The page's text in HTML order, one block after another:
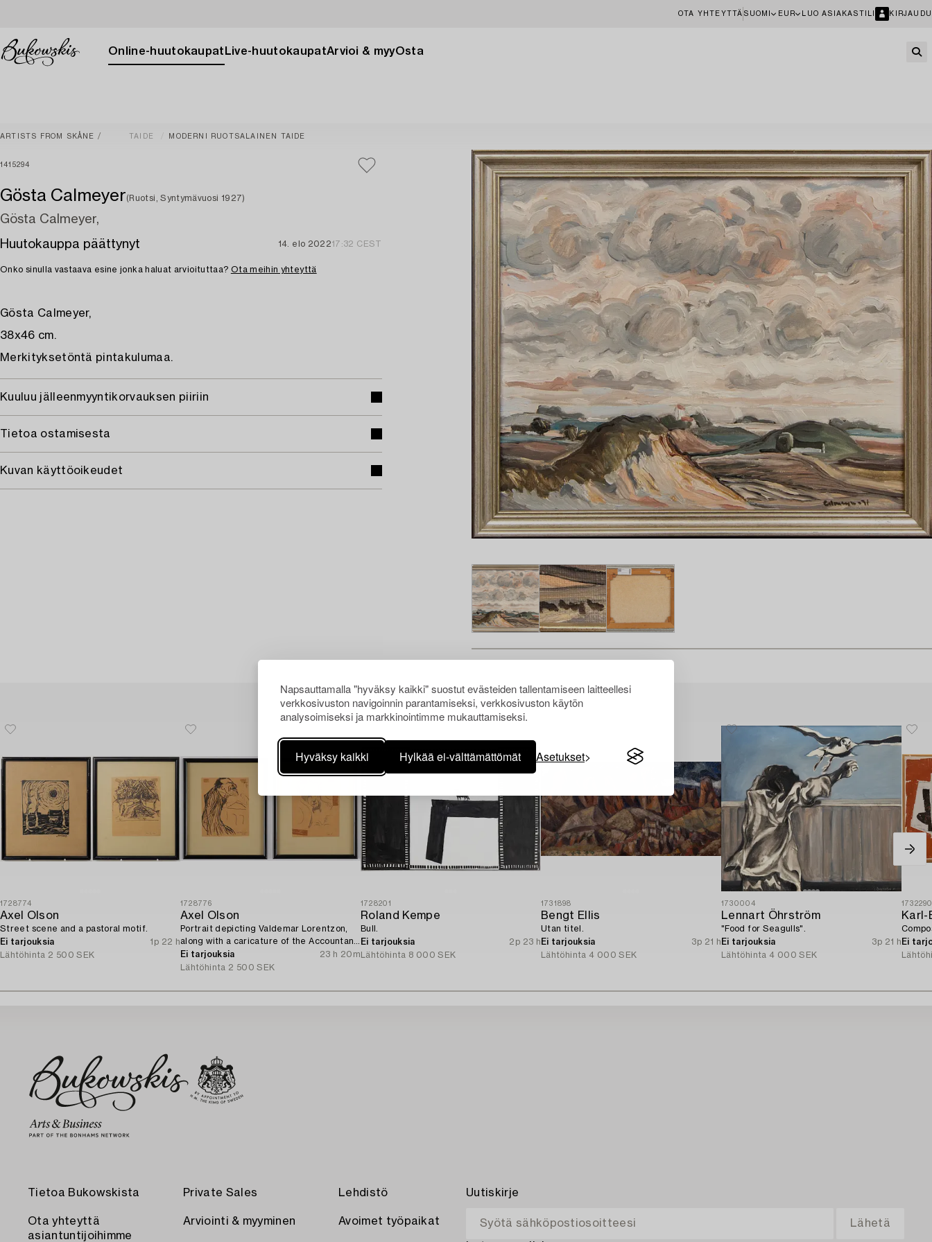
Napsauttamalla "hyväksy kaikki" suostut evästeiden tallentamiseen laitteellesi
verkkosivuston navigoinnin parantamiseksi, verkkosivuston käytön
analysoimiseksi ja markkinointimme mukauttamiseksi.
Hyväksy kaikki Hylkää ei-välttämättömät Asetukset
OTA YHTEYTTÄ SUOMI EUR LUO ASIAKASTILI KIRJAUDU
Online-huutokaupat Live-huutokaupatArvioi & myyOsta
ARTISTS FROM SKÅNE TAIDE MODERNI RUOTSALAINEN TAIDE
1415294
Gösta Calmeyer(Ruotsi, Syntymävuosi 1927)
Gösta Calmeyer,
Huutokauppa päättynyt
14. elo 202217:32 CEST
Onko sinulla vastaava esine jonka haluat arvioituttaa? Ota meihin yhteyttä
Gösta Calmeyer,
38x46 cm.
Merkityksetöntä pintakulumaa.
Kuuluu jälleenmyyntikorvauksen piiriin
Tietoa ostamisesta
Kuvan käyttöoikeudet
Muiden katsomia kohteita
1728774
Axel Olson
Street scene and a pastoral motif.
Ei tarjouksia
1p 22 h
Lähtöhinta 2 500 SEK
1728776
Axel Olson
Portrait depicting Valdemar Lorentzon,
along with a caricature of the Accountant
Ingvarsson.
Ei tarjouksia
23 h 20m
Lähtöhinta 2 500 SEK
1728201
Roland Kempe
Bull.
Ei tarjouksia
2p 23 h
Lähtöhinta 8 000 SEK
1731898
Bengt Ellis
Utan titel.
Ei tarjouksia
3p 21 h
Lähtöhinta 4 000 SEK
1730004
Lennart Öhrström
"Food for Seagulls".
Ei tarjouksia
3p 21 h
Lähtöhinta 4 000 SEK
Karl-
Ei
Tietoa Bukowskista
Ota yhteyttä
asiantuntijoihimme
Private Sales
Arviointi & myyminen
Lehdistö
Avoimet työpaikat
Uutiskirje